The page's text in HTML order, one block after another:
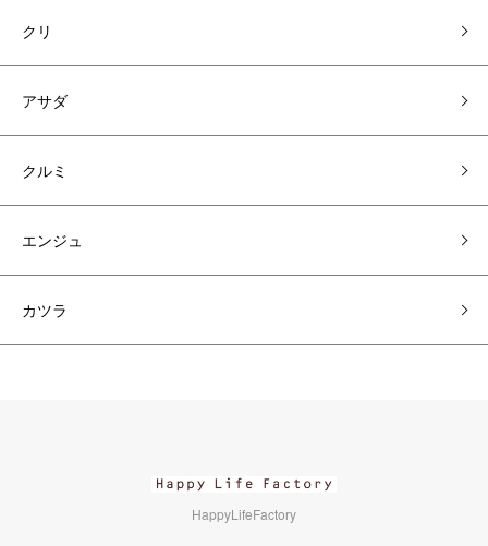
クリ
アサダ
クルミ
エンジュ
カツラ
HappyLifeFactory